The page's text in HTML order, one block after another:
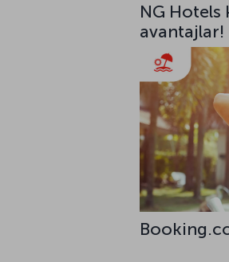
NG Hotels
avantajlar!